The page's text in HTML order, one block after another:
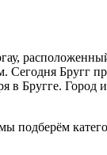
Бругг
в Бругге.
подберём